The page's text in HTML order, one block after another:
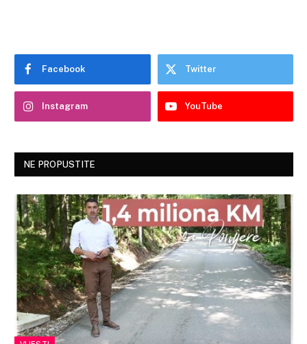
Facebook Twitter
Instagram YouTube
NE PROPUSTITE